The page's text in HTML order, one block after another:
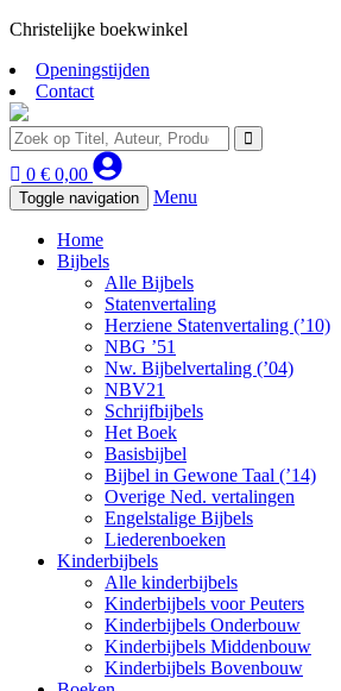
Christelijke boekwinkel
Openingstijden
Contact
0 € 0,00
Toggle navigation Menu
Home
Bijbels
Alle Bijbels
Statenvertaling
Herziene Statenvertaling (’10)
NBG ’51
Nw. Bijbelvertaling (’04)
NBV21
Schrijfbijbels
Het Boek
Basisbijbel
Bijbel in Gewone Taal (’14)
Overige Ned. vertalingen
Engelstalige Bijbels
Liederenboeken
Kinderbijbels
Alle kinderbijbels
Kinderbijbels voor Peuters
Kinderbijbels Onderbouw
Kinderbijbels Middenbouw
Kinderbijbels Bovenbouw